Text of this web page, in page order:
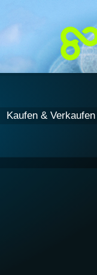
Kaufen & Verkaufen